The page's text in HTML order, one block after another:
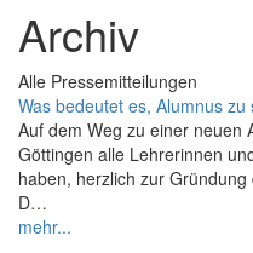
Archiv
Alle Pressemitteilungen
Was bedeutet es, Alumnus zu
Auf dem Weg zu einer neuen
Göttingen alle Lehrerinnen
haben, herzlich zur Gründung
D…
mehr...